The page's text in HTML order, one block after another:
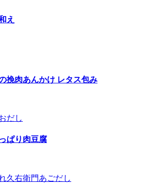
え
挽肉あんかけ レタス包み
だし
ぱり肉豆腐
久右衛門あごだし